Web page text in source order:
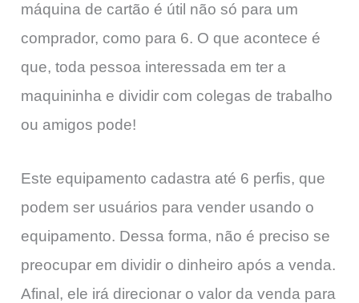
máquina de cartão é útil não só para um
comprador, como para 6. O que acontece é
que, toda pessoa interessada em ter a
maquininha e dividir com colegas de trabalho
ou amigos pode!
Este equipamento cadastra até 6 perfis, que
podem ser usuários para vender usando o
equipamento. Dessa forma, não é preciso se
preocupar em dividir o dinheiro após a venda.
Afinal, ele irá direcionar o valor da venda para